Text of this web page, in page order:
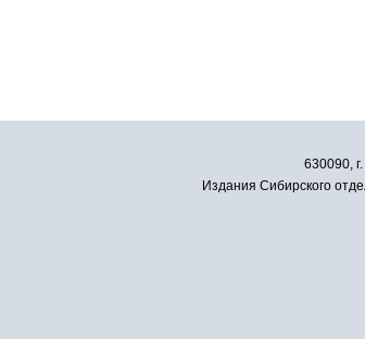
630090,
Издания Сибирского